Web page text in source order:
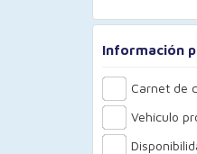
Información
Carnet de
Vehículo